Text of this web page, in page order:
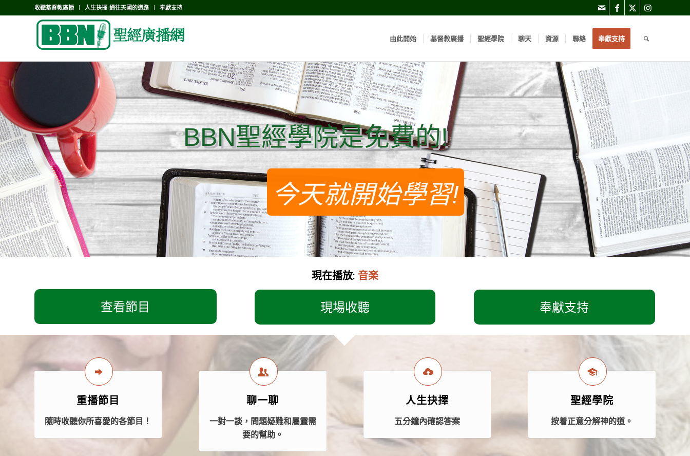
收聽基督教廣播 人生抉擇-通往天國的道路 奉獻支持
由此開始 基督教廣播 聖經學院 聊天 資源 聯絡 奉獻支持
BBN聖經學院是免費的!
BBN聖經學院是免費的!
今天就開始學習!
現在播放: 音楽
查看節目 現場收聽 奉獻支持
重播節目
隨時收聽你所喜愛的各節目！
聊一聊
一對一談，問題疑難和屬靈需
要的幫助。
人生抉擇
五分鐘內確認答案
聖經學院
按着正意分解神的道。